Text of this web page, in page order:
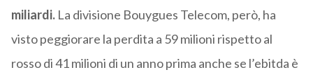
miliardi.La divisione Bouygues Telecom, però, ha
visto peggiorare la perdita a 59 milioni rispetto al
rosso di 41 milioni di un anno prima anche se l’ebitda è